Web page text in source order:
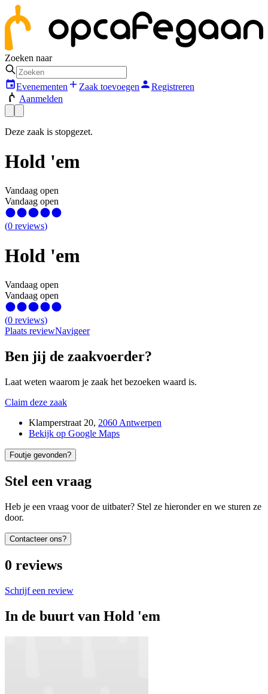
Zoeken naar
Evenementen Zaak toevoegen
Registreren
Aanmelden
Deze zaak is stopgezet.
Hold 'em
Vandaag open
Vandaag open
(0 reviews)
Hold 'em
Vandaag open
Vandaag open
(0 reviews)
Plaats reviewNavigeer
Ben jij de zaakvoerder?
Laat weten waarom je zaak het bezoeken waard is.
Claim deze zaak
Klamperstraat 20, 2060 Antwerpen
Bekijk op Google Maps
Foutje gevonden?
Stel een vraag
Heb je een vraag voor de uitbater? Stel ze hieronder en we sturen ze
door.
Contacteer ons?
0 reviews
Schrijf een review
In de buurt van Hold 'em